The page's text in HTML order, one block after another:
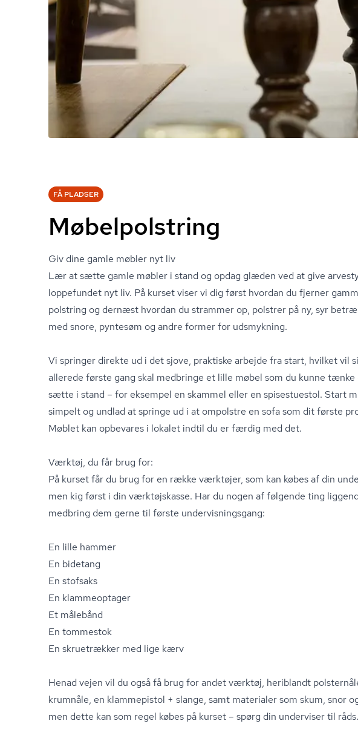
FÅ PLADSER
Møbelpolstring
Giv dine gamle møbler nyt liv
Lær at sætte gamle møbler i stand og opdag glæden ved at give
loppefundet nyt liv. På kurset viser vi dig først hvordan du fjerner
polstring og dernæst hvordan du strammer op, polstrer på ny, syr
med snore, pyntesøm og andre former for udsmykning.
Vi springer direkte ud i det sjove, praktiske arbejde fra start, hvilket vil
allerede første gang skal medbringe et lille møbel som du kunne tænke
sætte i stand – for eksempel en skammel eller en spisestuestol. Start
simpelt og undlad at springe ud i at ompolstre en sofa som dit første
Møblet kan opbevares i lokalet indtil du er færdig med det.
Værktøj, du får brug for:
På kurset får du brug for en række værktøjer, som kan købes af din
men kig først i din værktøjskasse. Har du nogen af følgende ting
medbring dem gerne til første un­der­vis­nings­gang:
En lille hammer
En bidetang
En stofsaks
En klammeoptager
Et målebånd
En tommestok
En skruetrækker med lige kærv
Henad vejen vil du også få brug for andet værktøj, heriblandt
krumnåle, en klammepistol + slange, samt materialer som skum, snor
men dette kan som regel købes på kurset – spørg din underviser til råds.